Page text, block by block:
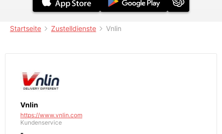
Startseite Zustelldienste Vnlin
Vnlin
https://www.vnlin.com
Kundenservice